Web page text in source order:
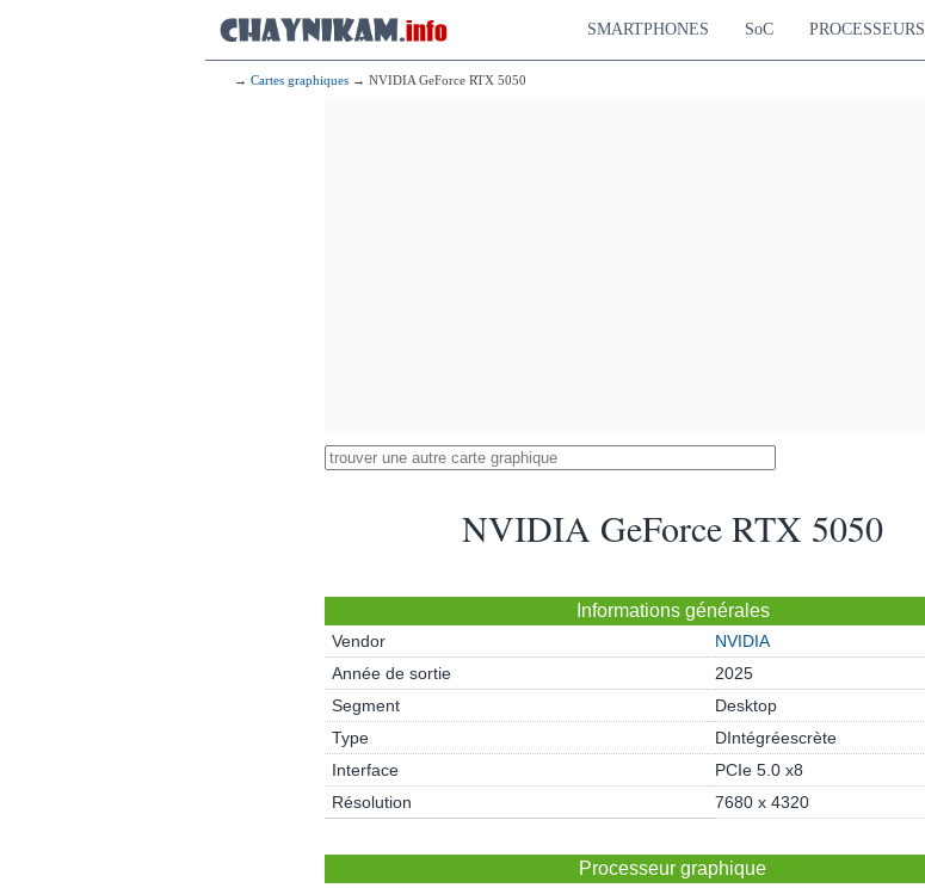
SMARTPHONES SoC PROCESSEURS
→ Cartes graphiques → NVIDIA GeForce RTX 5050
NVIDIA GeForce RTX 5050
Informations générales
Vendor
NVIDIA
Année de sortie
2025
Segment
Desktop
Type
DIntégréescrète
Interface
PCIe 5.0 x8
Résolution
7680 x 4320
Processeur graphique